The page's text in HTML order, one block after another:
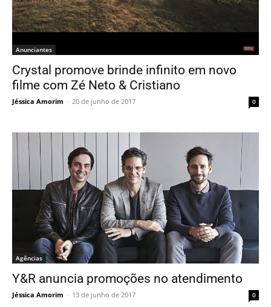
Anunciantes
Crystal promove brinde infinito em novo
filme com Zé Neto & Cristiano
Jéssica Amorim - 20 de junho de 2017 0
Agências
Y&R anuncia promoções no atendimento
Jéssica Amorim - 13 de junho de 2017 0